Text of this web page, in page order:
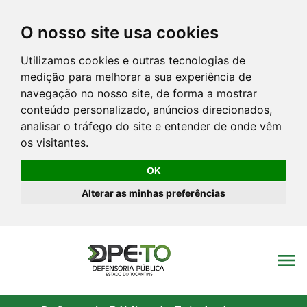
O nosso site usa cookies
Utilizamos cookies e outras tecnologias de
medição para melhorar a sua experiência de
navegação no nosso site, de forma a mostrar
conteúdo personalizado, anúncios direcionados,
analisar o tráfego do site e entender de onde vêm
os visitantes.
OK
Alterar as minhas preferências
menu